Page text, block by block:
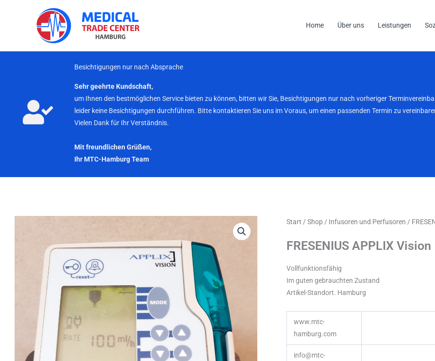
Home Über uns Leistungen
Besichtigungen nur nach Absprache
Sehr geehrte Kundschaft,
um Ihnen den bestmöglichen Service bieten zu können, bitten wir Sie, Besichtigungen nur nach vorheriger
leider keine Besichtigungen durchführen. Bitte kontaktieren Sie uns im Voraus, um einen passenden Termin zu
Vielen Dank für Ihr Verständnis.
Mit freundlichen Grüßen,
Ihr MTC-Hamburg Team
Start / Shop / Infusoren und Perfusoren /
FRESENIUS APPLIX Vision
Vollfunktionsfähig
Im guten gebrauchten Zustand
Artikel-Standort. Hamburg
www.mtc-
hamburg.com
info@mtc-